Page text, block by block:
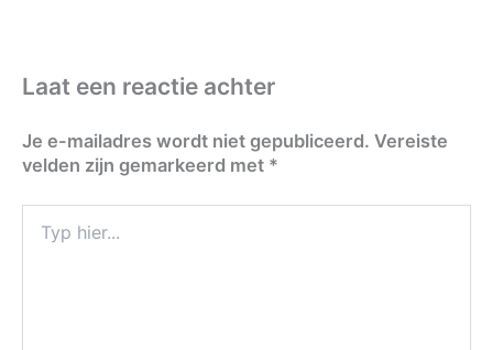
Laat een reactie achter
Je e-mailadres wordt niet gepubliceerd. Vereiste
velden zijn gemarkeerd met *
hier...